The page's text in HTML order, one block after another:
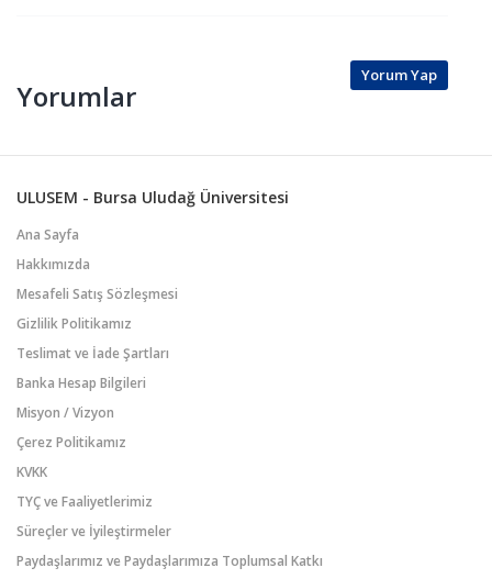
Yorumlar
Yorum Yap
ULUSEM - Bursa Uludağ Üniversitesi
Ana Sayfa
Hakkımızda
Mesafeli Satış Sözleşmesi
Gizlilik Politikamız
Teslimat ve İade Şartları
Banka Hesap Bilgileri
Misyon / Vizyon
Çerez Politikamız
KVKK
TYÇ ve Faaliyetlerimiz
Süreçler ve İyileştirmeler
Paydaşlarımız ve Paydaşlarımıza Toplumsal Katkı